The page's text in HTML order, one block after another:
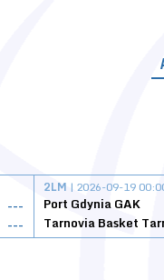
---
---
2LM | 2026-09-19
Port Gdynia GAK